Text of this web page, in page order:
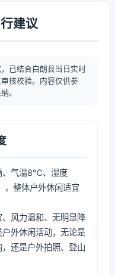
建议
已结合白朗县当日实时
核校验。内容仅供参
。
、气温8℃、湿度
整体户外休闲适宜
风力温和、无明显降
外休闲活动，无论是
还是户外拍照、登山